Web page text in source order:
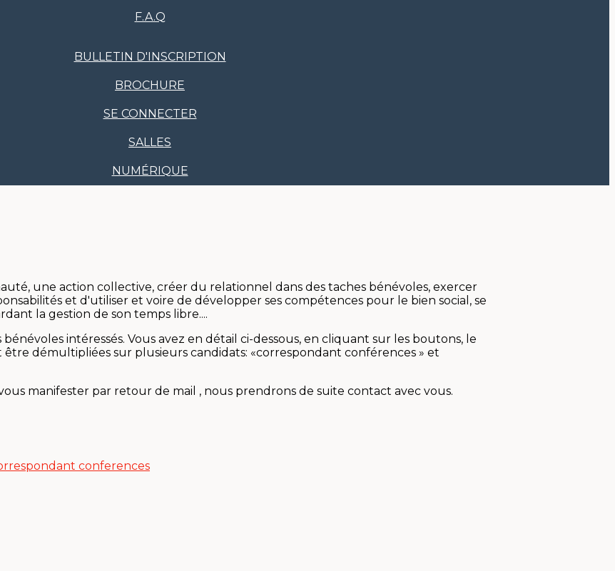
F.A.Q
BULLETIN D'INSCRIPTION
BROCHURE
SE CONNECTER
SALLES
NUMÉRIQUE
une action collective, créer du relationnel dans des taches bénévoles, exercer
et d'utiliser et voire de développer ses compétences pour le bien social, se
la gestion de son temps libre....
bénévoles intéressés. Vous avez en détail ci-dessous, en cliquant sur les boutons, le
être démultipliées sur plusieurs candidats: «correspondant conférences » et
vous manifester par retour de mail , nous prendrons de suite contact avec vous.
conferences